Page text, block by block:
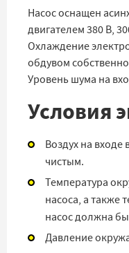
Насос оснащен
двигателем 380 В,
Охлаждение
обдувом
Уровень шума на
Условия
Воздух на входе
чистым.
Температура
насоса, а также
насос должна
Давление